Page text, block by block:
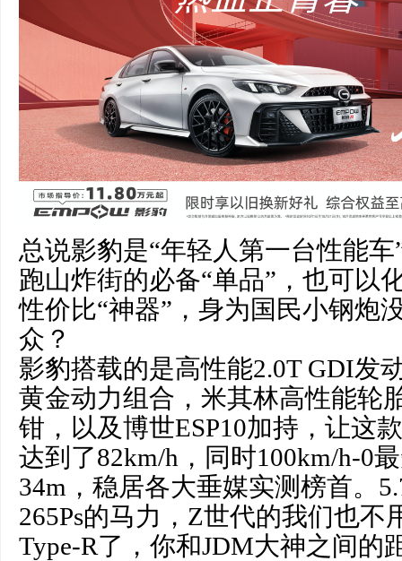
总说影豹是“年轻人第一台性能
跑山炸街的必备“单品”，也可以
性价比“神器”，身为国民小钢炮
众？
影豹搭载的是高性能2.0T GDI发
黄金动力组合，米其林高性能轮
钳，以及博世ESP10加持，让这
达到了82km/h，同时100km/h-0
34m，稳居各大垂媒实测榜首。
265Ps的马力，Z世代的我们也不
Type-R了，你和JDM大神之间的